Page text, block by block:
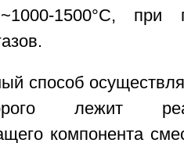
1500°С, при
способ
лежит
компонента